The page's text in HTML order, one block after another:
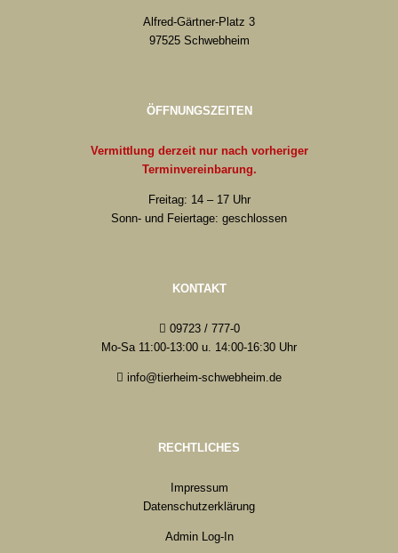
Alfred-Gärtner-Platz 3
97525 Schwebheim
ÖFFNUNGSZEITEN
Vermittlung derzeit nur nach vorheriger
Terminvereinbarung.
Freitag: 14 – 17 Uhr
Sonn- und Feiertage: geschlossen
KONTAKT
09723 / 777-0
Mo-Sa 11:00-13:00 u. 14:00-16:30 Uhr
info@tierheim-schwebheim.de
RECHTLICHES
Impressum
Datenschutzerklärung
Admin Log-In